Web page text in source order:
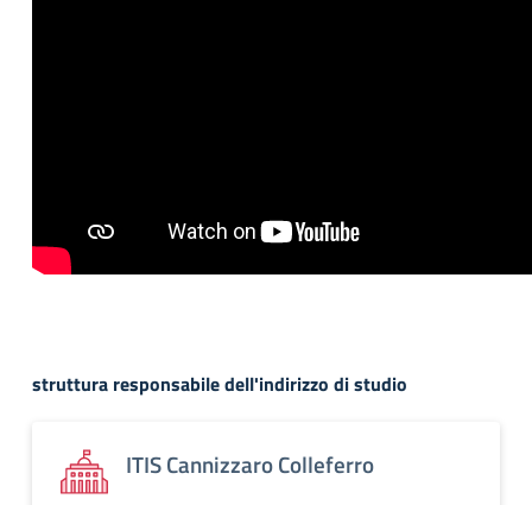
struttura responsabile dell'indirizzo di studio
ITIS Cannizzaro Colleferro